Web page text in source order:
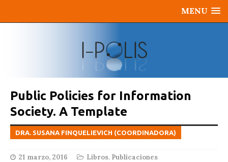
MENU
Public Policies for Information
Society. A Template
DRA. SUSANA FINQUELIEVICH (COORDINADORA)
21 marzo, 2016 Libros, Publicaciones